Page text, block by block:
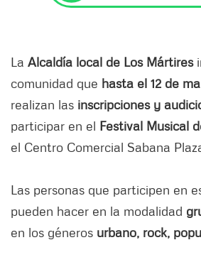
La Alcaldía local de Los Mártires
comunidad que hasta el 12 de
realizan las inscripciones y
participar en el Festival Musical
el Centro Comercial Sabana
Las personas que participen en
pueden hacer en la modalidad
en los géneros urbano, rock,